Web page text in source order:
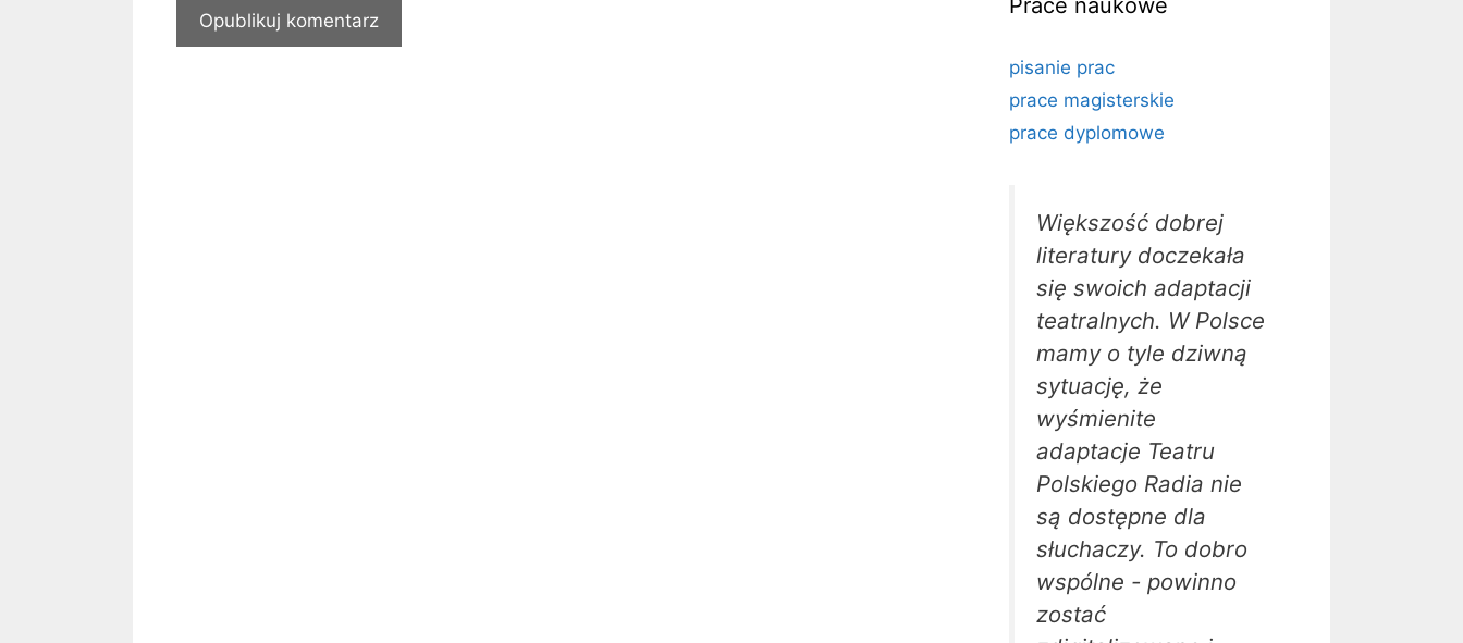
Prace naukowe
pisanie prac
prace magisterskie
prace dyplomowe
Większość dobrej
literatury doczekała
się swoich adaptacji
teatralnych. W Polsce
mamy o tyle dziwną
sytuację, że
wyśmienite
adaptacje Teatru
Polskiego Radia nie
są dostępne dla
słuchaczy. To dobro
wspólne - powinno
zostać